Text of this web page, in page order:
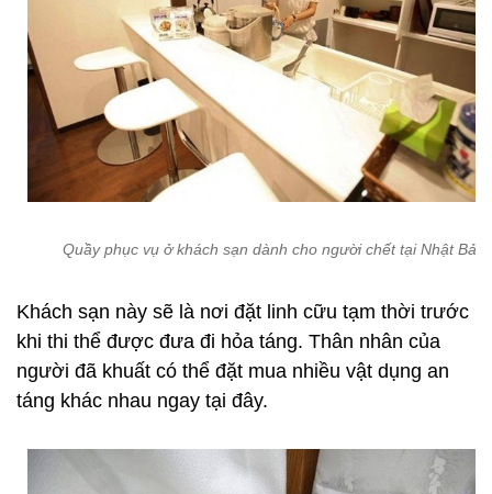
Quầy phục vụ ở khách sạn dành cho người chết tại Nhật Bản
Khách sạn này sẽ là nơi đặt linh cữu tạm thời trước
khi thi thể được đưa đi hỏa táng. Thân nhân của
người đã khuất có thể đặt mua nhiều vật dụng an
táng khác nhau ngay tại đây.